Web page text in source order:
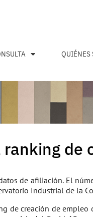
QUIÉNES
de afiliación. El
Industrial de
de creación de